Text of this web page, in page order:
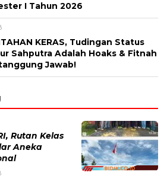
I Tahun 2026
KERAS, Tudingan Status
Sahputra Adalah Hoaks & Fitnah
Jawab!
Rutan Kelas
Aneka